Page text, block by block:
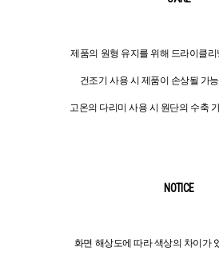
제품의 원형 유지를 위해 드라이클
건조기 사용 시 제품이 손상될 가
고온의 다리미 사용 시 원단의 수축
NOTICE
화면 해상도에 따라 색상의 차이가